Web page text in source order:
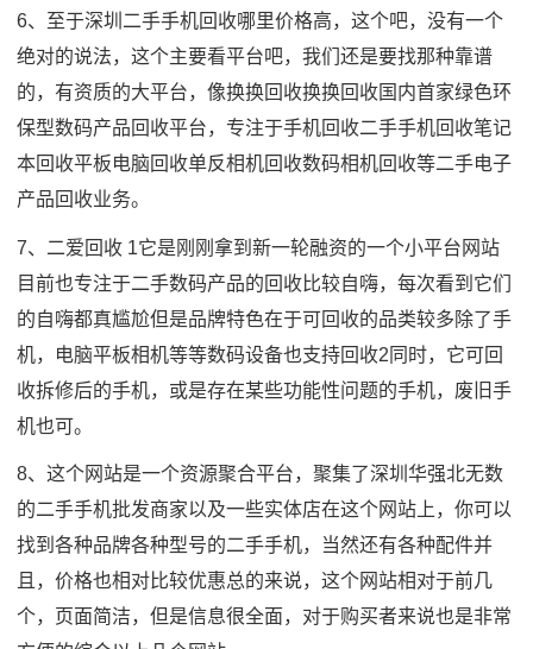
6、至于深圳二手手机回收哪里价格高，这个吧，没有一个
绝对的说法，这个主要看平台吧，我们还是要找那种靠谱
的，有资质的大平台，像换换回收换换回收国内首家绿色环
保型数码产品回收平台，专注于手机回收二手手机回收笔记
本回收平板电脑回收单反相机回收数码相机回收等二手电子
产品回收业务。
7、二爱回收 1它是刚刚拿到新一轮融资的一个小平台网站
目前也专注于二手数码产品的回收比较自嗨，每次看到它们
的自嗨都真尴尬但是品牌特色在于可回收的品类较多除了手
机，电脑平板相机等等数码设备也支持回收2同时，它可回
收拆修后的手机，或是存在某些功能性问题的手机，废旧手
机也可。
8、这个网站是一个资源聚合平台，聚集了深圳华强北无数
的二手手机批发商家以及一些实体店在这个网站上，你可以
找到各种品牌各种型号的二手手机，当然还有各种配件并
且，价格也相对比较优惠总的来说，这个网站相对于前几
个，页面简洁，但是信息很全面，对于购买者来说也是非常